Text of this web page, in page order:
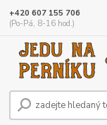
+420 607 155 706
(Po-Pá, 8-16 hod.)